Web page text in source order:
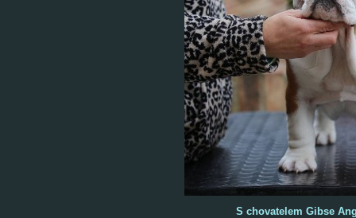
S chovatelem Gibse